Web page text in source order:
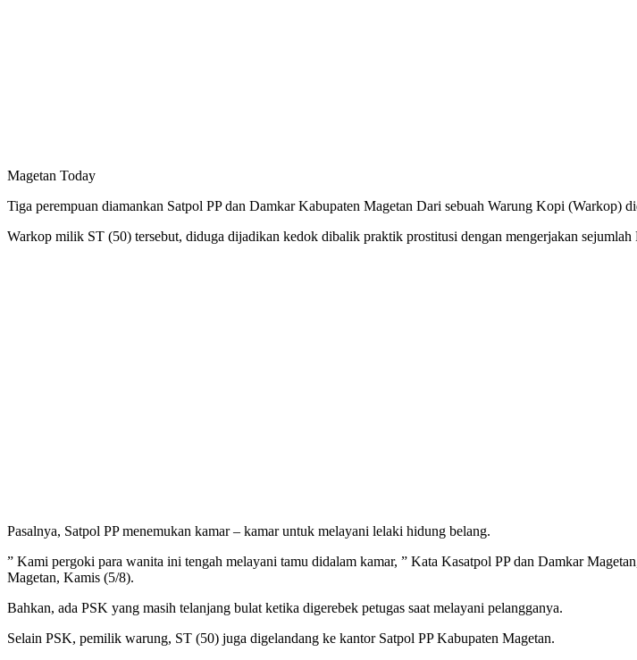
Magetan Today
Tiga perempuan diamankan Satpol PP dan Damkar Kabupaten Magetan Dari sebuah Warung Kopi (Warkop)
Warkop milik ST (50) tersebut, diduga dijadikan kedok dibalik praktik prostitusi dengan mengerjakan
Pasalnya, Satpol PP menemukan kamar – kamar untuk melayani lelaki hidung belang.
” Kami pergoki para wanita ini tengah melayani tamu didalam kamar, ” Kata Kasatpol PP dan Damkar
Magetan, Kamis (5/8).
Bahkan, ada PSK yang masih telanjang bulat ketika digerebek petugas saat melayani pelangganya.
Selain PSK, pemilik warung, ST (50) juga digelandang ke kantor Satpol PP Kabupaten Magetan.